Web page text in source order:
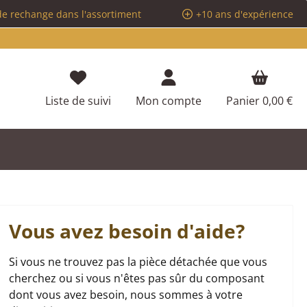
rechange dans l'assortiment +10 ans d'expérience
Liste de suivi Vous avez 0 articles dans votre liste
Mon compte Panier0,00 €
Vous avez besoin d'aide?
Si vous ne trouvez pas la pièce détachée que vous
cherchez ou si vous n'êtes pas sûr du composant
dont vous avez besoin, nous sommes à votre